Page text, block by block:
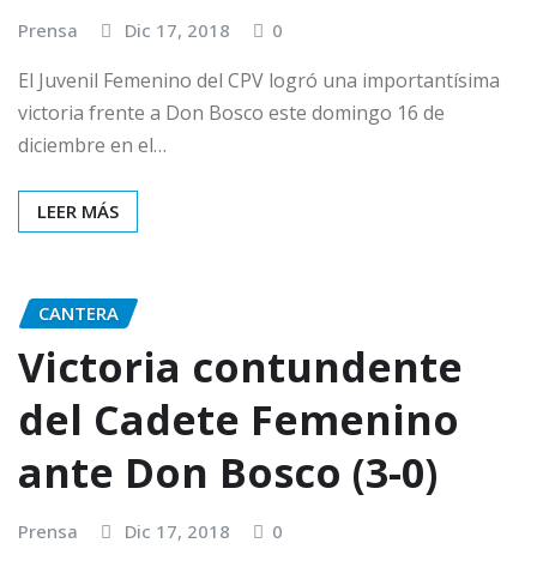
Prensa Dic 17, 2018 0
El Juvenil Femenino del CPV logró una importantísima
victoria frente a Don Bosco este domingo 16 de
diciembre en el…
LEER MÁS
CANTERA
Victoria contundente
del Cadete Femenino
ante Don Bosco (3-0)
Prensa Dic 17, 2018 0